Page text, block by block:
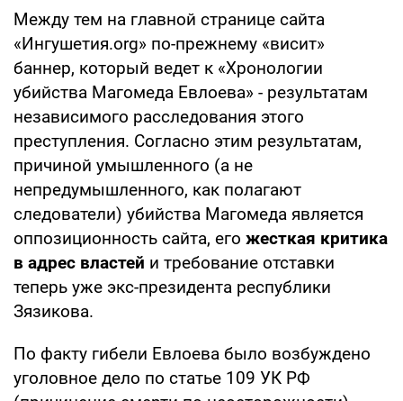
Между тем на главной странице сайта
«Ингушетия.org» по-прежнему «висит»
баннер, который ведет к «Хронологии
убийства Магомеда Евлоева» - результатам
независимого расследования этого
преступления. Согласно этим результатам,
причиной умышленного (а не
непредумышленного, как полагают
следователи) убийства Магомеда является
оппозиционность сайта, его жесткая критика
в адрес властей и требование отставки
теперь уже экс-президента республики
Зязикова.
По факту гибели Евлоева было возбуждено
уголовное дело по статье 109 УК РФ